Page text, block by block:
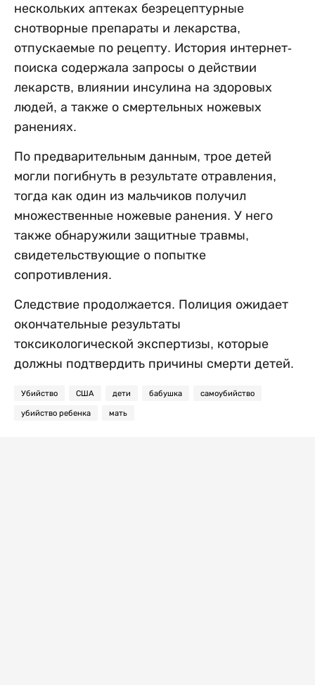
нескольких аптеках безрецептурные
снотворные препараты и лекарства,
отпускаемые по рецепту. История интернет-
поиска содержала запросы о действии
лекарств, влиянии инсулина на здоровых
людей, а также о смертельных ножевых
ранениях.
По предварительным данным, трое детей
могли погибнуть в результате отравления,
тогда как один из мальчиков получил
множественные ножевые ранения. У него
также обнаружили защитные травмы,
свидетельствующие о попытке
сопротивления.
Следствие продолжается. Полиция ожидает
окончательные результаты
токсикологической экспертизы, которые
должны подтвердить причины смерти детей.
Убийство США дети бабушка самоубийство
убийство ребенка мать